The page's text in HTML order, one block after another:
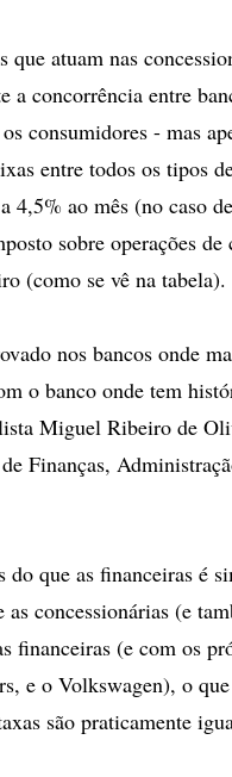
atuam nas
a concorrência entre
consumidores - mas
entre todos os tipos
ao mês (no caso
sobre operações de
(como se vê na
nos bancos onde
o banco onde tem
Miguel Ribeiro de
Finanças,
que as financeiras é
concessionárias (e
financeiras (e com os
e o Volkswagen), o
são praticamente